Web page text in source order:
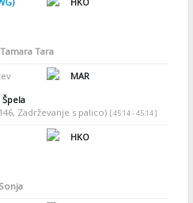
Tara
MAR
Zadrževanje s palico) [ 45:14 - 45:14 ]
HKO